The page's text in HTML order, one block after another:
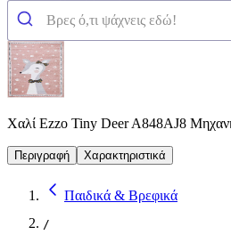
Χαλί Ezzo Tiny Deer A848AJ8
Περιγραφή Χαρακτηριστικά
Παιδικά & Βρεφικά
/